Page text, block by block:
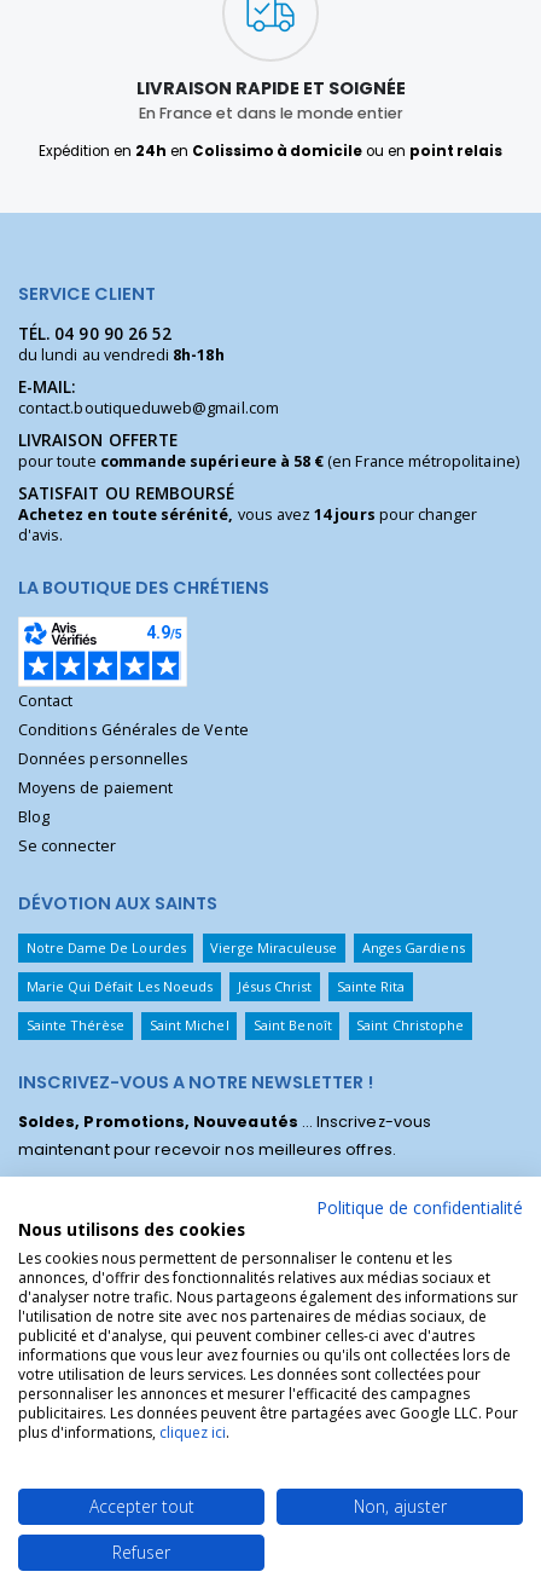
LIVRAISON RAPIDE ET SOIGNÉE
En France et dans le monde entier
Expédition en 24h en Colissimo à domicileou en point relais
SERVICE CLIENT
TÉL. 04 90 90 26 52
du lundi au vendredi 8h-18h
E-MAIL:
contact.boutiqueduweb@gmail.com
LIVRAISON OFFERTE
pour toute commande supérieure à 58 €(en France métropolitaine)
SATISFAIT OU REMBOURSÉ
Achetez en toute sérénité, vous avez14 jours pour changer
d'avis.
LA BOUTIQUE DES CHRÉTIENS
Contact
Conditions Générales de Vente
Données personnelles
Moyens de paiement
Blog
Se connecter
DÉVOTION AUX SAINTS
Notre Dame De Lourdes Vierge Miraculeuse Anges Gardiens
Marie Qui Défait Les Noeuds Jésus Christ Sainte Rita
Sainte Thérèse Saint Michel Saint Benoît Saint Christophe
INSCRIVEZ-VOUS A NOTRE NEWSLETTER !
Soldes, Promotions, Nouveautés ... Inscrivez-vous
maintenant pour recevoir nos meilleures offres.
La Boutique des Chrétiens © | La boutique religieuse chrétienne de
référence !.
Politique de confidentialité
Nous utilisons des cookies
Les cookies nous permettent de personnaliser le contenu et les
annonces, d'offrir des fonctionnalités relatives aux médias sociaux et
d'analyser notre trafic. Nous partageons également des informations sur
l'utilisation de notre site avec nos partenaires de médias sociaux, de
publicité et d'analyse, qui peuvent combiner celles-ci avec d'autres
informations que vous leur avez fournies ou qu'ils ont collectées lors de
votre utilisation de leurs services. Les données sont collectées pour
personnaliser les annonces et mesurer l'efficacité des campagnes
publicitaires. Les données peuvent être partagées avec Google LLC. Pour
plus d'informations, cliquez ici.
Accepter tout
Non, ajuster
Refuser